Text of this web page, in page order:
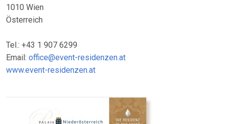
1010 Wien
Österreich
Tel.: +43 1 907 6299
Email: office@event-residenzen.at
www.event-residenzen.at